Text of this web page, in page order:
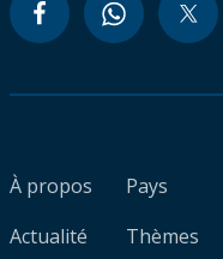
À propos
Actualité
Pays
Thèmes